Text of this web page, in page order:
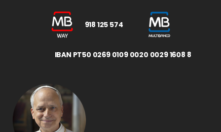
918 125 574
IBAN PT50 0269 0109 0020 0029 1608 8